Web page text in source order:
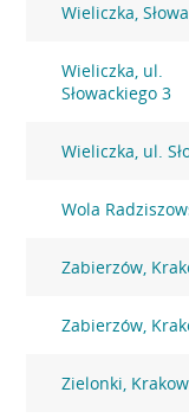
Wieliczka,
Wieliczka, ul.
Słowackiego 3
Wieliczka, ul.
Wola
Zabierzów,
Zabierzów,
Zielonki,